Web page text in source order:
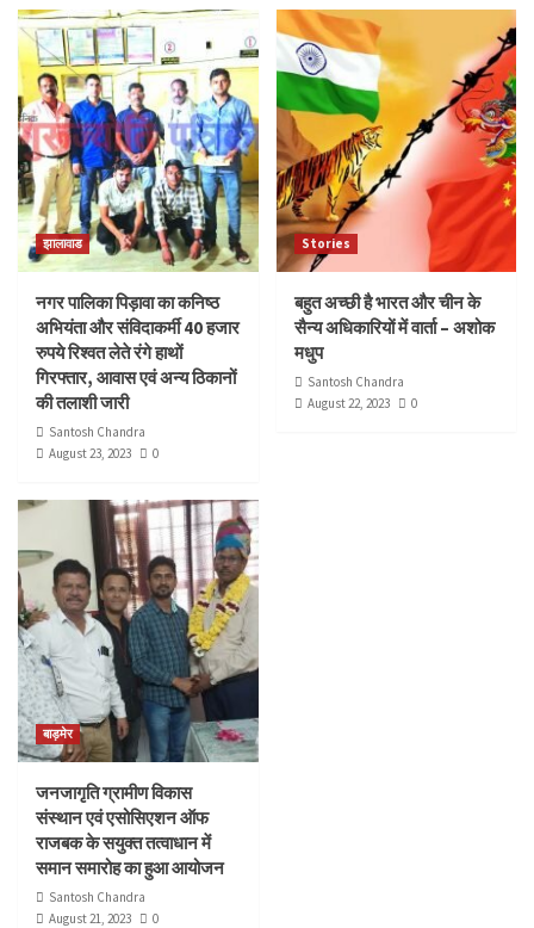
झालावाड
नगर पालिका पिड़ावा का कनिष्ठ
अभियंता और संविदाकर्मी 40 हजार
रुपये रिश्वत लेते रंगे हाथों
गिरफ्तार, आवास एवं अन्य ठिकानों
की तलाशी जारी
Santosh Chandra
August 23, 2023
0
Stories
बहुत अच्छी है भारत और चीन के
सैन्य अधिकारियों में वार्ता – अशोक
मधुप
Santosh Chandra
August 22, 2023
0
बाड़मेर
जनजागृति ग्रामीण विकास
संस्थान एवं एसोसिएशन ऑफ
राजबक के सयुक्त तत्वाधान में
समान समारोह का हुआ आयोजन
Santosh Chandra
August 21, 2023
0